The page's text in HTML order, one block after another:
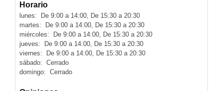
Horario
lunes: De 9:00 a 14:00, De 15:30 a 20:30
martes: De 9:00 a 14:00, De 15:30 a 20:30
miércoles: De 9:00 a 14:00, De 15:30 a 20:30
jueves: De 9:00 a 14:00, De 15:30 a 20:30
viernes: De 9:00 a 14:00, De 15:30 a 20:30
sábado: Cerrado
domingo: Cerrado